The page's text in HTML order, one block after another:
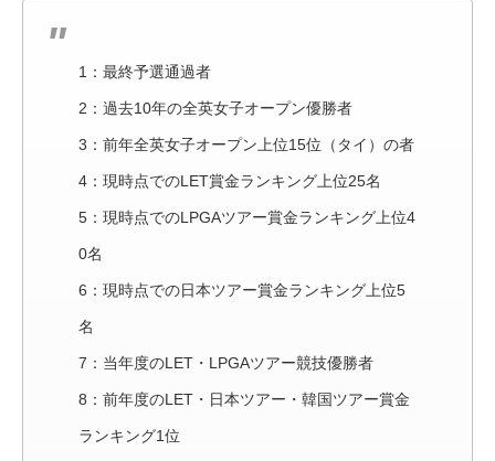
1：最終予選通過者
2：過去10年の全英女子オープン優勝者
3：前年全英女子オープン上位15位（タイ）の者
4：現時点でのLET賞金ランキング上位25名
5：現時点でのLPGAツアー賞金ランキング上位4
0名
6：現時点での日本ツアー賞金ランキング上位5
名
7：当年度のLET・LPGAツアー競技優勝者
8：前年度のLET・日本ツアー・韓国ツアー賞金
ランキング1位